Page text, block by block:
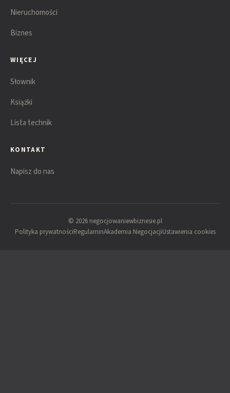
Nieruchomości
Biznes
WIĘCEJ
Słownik
Książki
Lista technik
KONTAKT
Napisz do nas
© 2026 negocjowaniewbiznesie.pl
Polityka prywatnościRegulaminAkademia NegocjacjiUstawienia cookies